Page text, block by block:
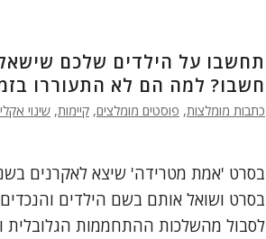
תחשבו על הילדים שלכם
חשבו? למה הם לא התעוררו
כתבות מומלצות, פוסטים מומלצים, קיימות, שינוי
בסרט ושואל אותם בשם הילדים
לסבול מהשלכות ההתחממות הגלובלית